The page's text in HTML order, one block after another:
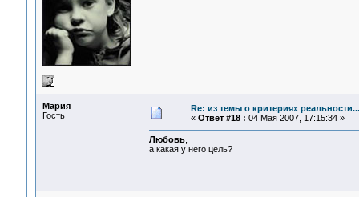
Мария
Гость
Re: из темы о критериях реальности...
« Ответ #18 : 04 Мая 2007, 17:15:34 »
Любовь,
а какая у него цель?